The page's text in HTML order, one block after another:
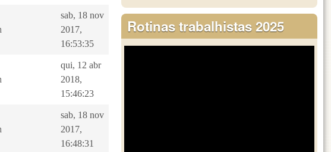
sab, 18 nov
2017,
16:53:35
qui, 12 abr
2018,
15:46:23
sab, 18 nov
2017,
16:48:31
Rotinas trabalhistas 2025